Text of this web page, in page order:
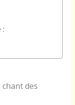
:
chant des